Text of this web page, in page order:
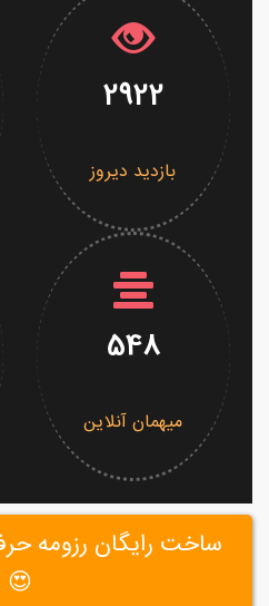
2922
بازدید دیروز
548
میهمان آنلاین
😍